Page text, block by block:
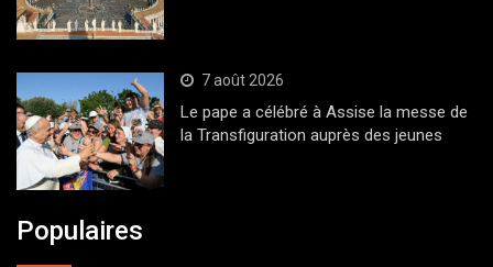
7 août 2026
Le pape a célébré à Assise la messe de
la Transfiguration auprès des jeunes
Populaires